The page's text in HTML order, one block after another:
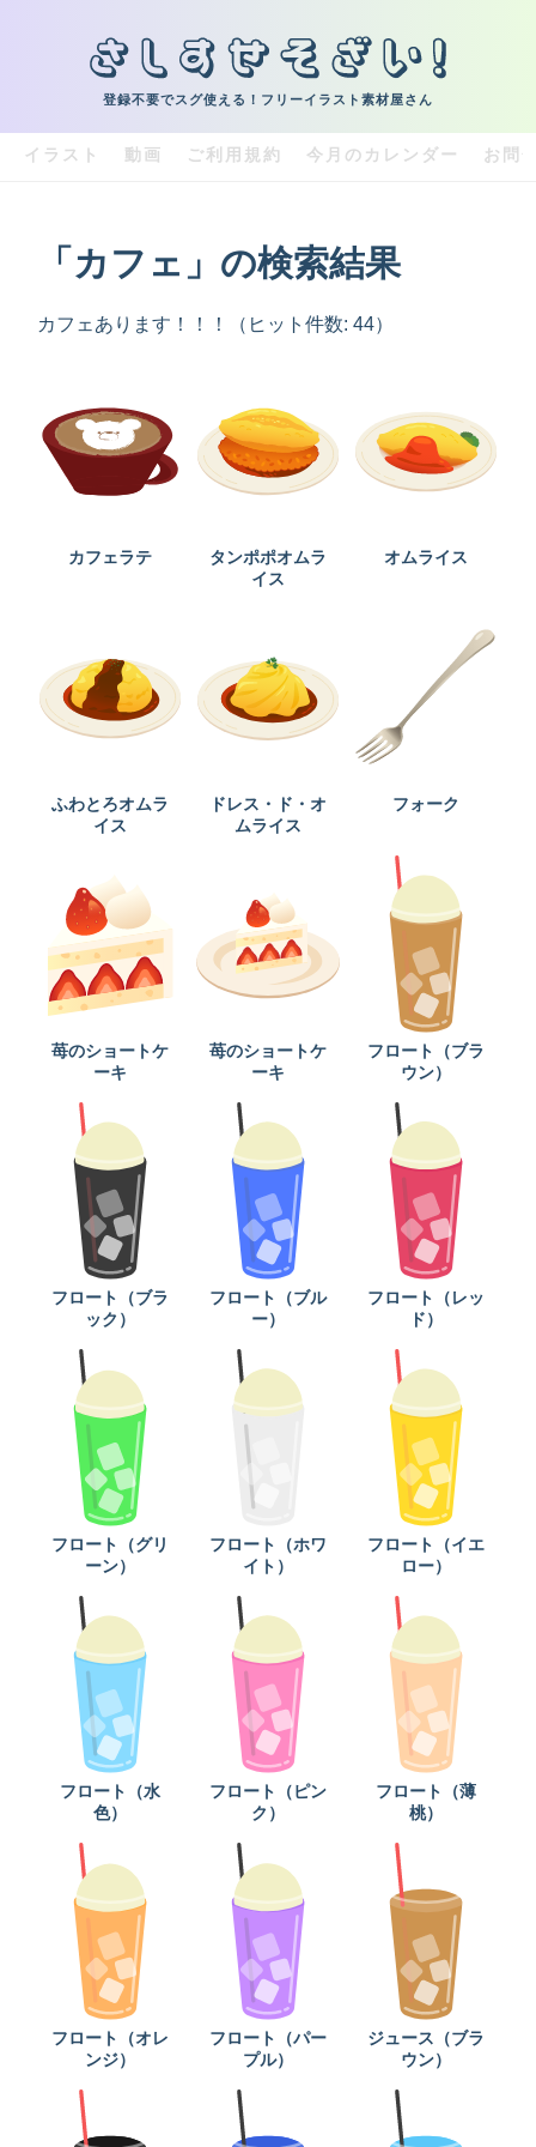
登録不要でスグ使える！フリーイラスト素材屋さん
イラスト 動画 ご利用規約 今月のカレンダー お問
「カフェ」の検索結果
カフェあります！！！（ヒット件数: 44）
カフェラテ
タンポポオムラ
イス
オムライス
ふわとろオムラ
イス
ドレス・ド・オ
ムライス
フォーク
苺のショートケ
ーキ
苺のショートケ
ーキ
フロート（ブラ
ウン）
フロート（ブラ
ック）
フロート（ブル
ー）
フロート（レッ
ド）
フロート（グリ
ーン）
フロート（ホワ
イト）
フロート（イエ
ロー）
フロート（水
色）
フロート（ピン
ク）
フロート（薄
桃）
フロート（オレ
ンジ）
フロート（パー
プル）
ジュース（ブラ
ウン）